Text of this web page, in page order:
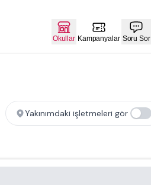
Okullar Kampanyalar Soru Sor
Yakınımdaki işletmeleri gör